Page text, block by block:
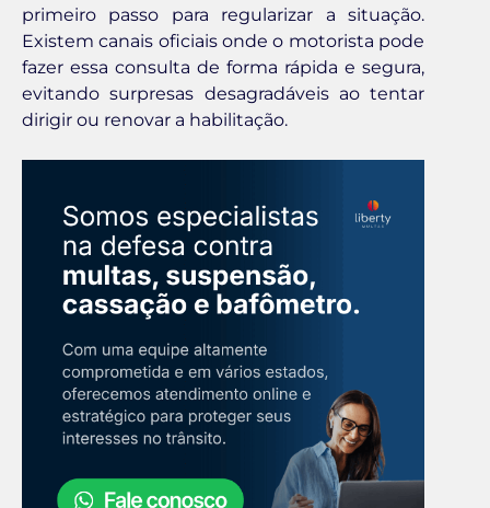
primeiro passo para regularizar a situação.
Existem canais oficiais onde o motorista pode
fazer essa consulta de forma rápida e segura,
evitando surpresas desagradáveis ao tentar
dirigir ou renovar a habilitação.